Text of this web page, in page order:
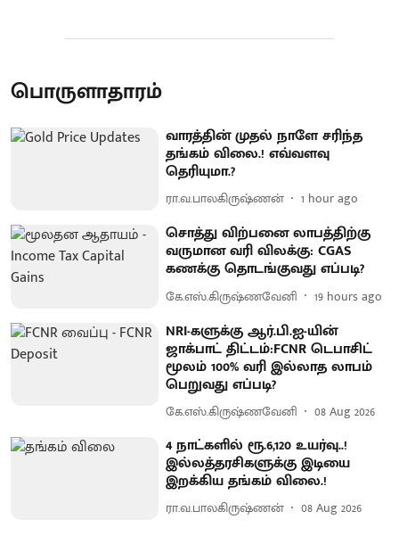
பொருளாதாரம்
வாரத்தின் முதல் நாளே சரிந்த
தங்கம் விலை.! எவ்வளவு
தெரியுமா.?
ரா.வ.பாலகிருஷ்ணன் 1 hour ago
சொத்து விற்பனை லாபத்திற்கு
வருமான வரி விலக்கு: CGAS
கணக்கு தொடங்குவது எப்படி?
கே.எஸ்.கிருஷ்ணவேனி 19 hours ago
NRI-களுக்கு ஆர்.பி.ஐ-யின்
ஜாக்பாட் திட்டம்:FCNR டெபாசிட்
மூலம் 100% வரி இல்லாத லாபம்
பெறுவது எப்படி?
கே.எஸ்.கிருஷ்ணவேனி 08 Aug 2026
4 நாட்களில் ரூ.6,120 உயர்வு..!
இல்லத்தரசிகளுக்கு இடியை
இறக்கிய தங்கம் விலை.!
ரா.வ.பாலகிருஷ்ணன் 08 Aug 2026